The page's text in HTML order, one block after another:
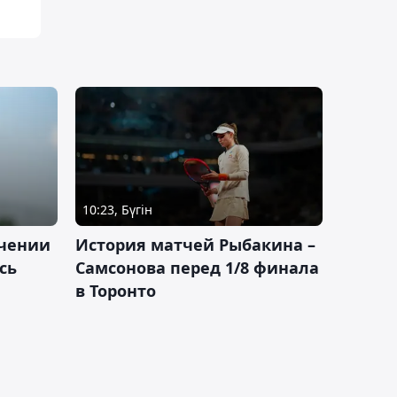
10:23, Бүгін
История матчей Рыбакина –
Самсонова перед 1/8 финала
в Торонто